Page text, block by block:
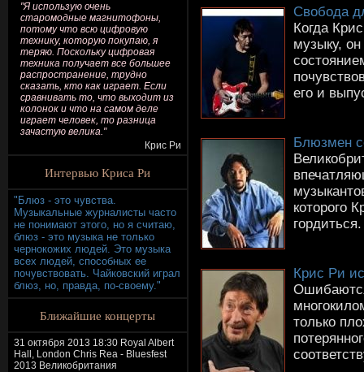
"Я использую очень
старомодные магнитофоны,
потому что всю цифровую
технику, которую покупаю, я
теряю. Поскольку цифровая
техника получает все большее
распространение, трудно
сказать, кто как играет. Если
сравнивать то, что выходит из
колонок и что на самом деле
играет человек, то разница
зачастую велика."
Крис Ри
Интервью Криса Ри
"Блюз - это чувства.
Музыкальные журналисты часто
не понимают этого, но я считаю,
блюз - это музыка не только
чернокожих людей. Это музыка
всех людей, способных ее
почувствовать. Чайковский играл
блюз, но, правда, по-своему."
Ближайшие концерты
31 октября 2013 18:30 Royal Albert
Hall, London Chris Rea - Bluesfest
2013 Великобритания
Свобода
Когда
музыку,
его и
Блюзмен
которого
Крис Ри
только